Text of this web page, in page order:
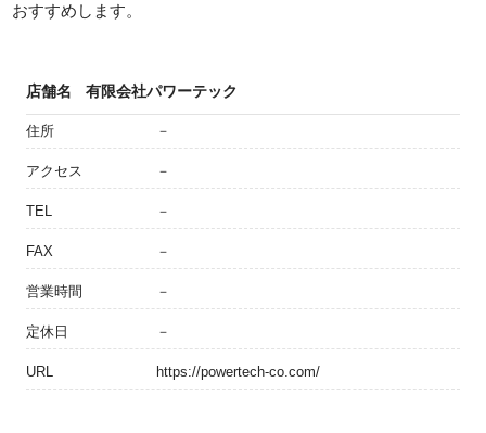
おすすめします。
店舗名 有限会社パワーテック
住所 －
アクセス －
TEL －
FAX －
営業時間 －
定休日 －
URL https://powertech-co.com/